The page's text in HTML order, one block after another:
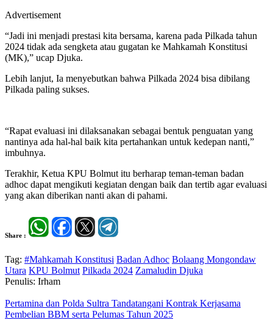
Advertisement
“Jadi ini menjadi prestasi kita bersama, karena pada Pilkada tahun
2024 tidak ada sengketa atau gugatan ke Mahkamah Konstitusi
(MK),” ucap Djuka.
Lebih lanjut, Ia menyebutkan bahwa Pilkada 2024 bisa dibilang
Pilkada paling sukses.
“Rapat evaluasi ini dilaksanakan sebagai bentuk penguatan yang
nantinya ada hal-hal baik kita pertahankan untuk kedepan nanti,”
imbuhnya.
Terakhir, Ketua KPU Bolmut itu berharap teman-teman badan
adhoc dapat mengikuti kegiatan dengan baik dan tertib agar evaluasi
yang akan diberikan nanti akan di pahami.
Share :
Tag: #Mahkamah Konstitusi Badan Adhoc Bolaang Mongondaw
Utara KPU Bolmut Pilkada 2024 Zamaludin Djuka
Penulis: Irham
Pertamina dan Polda Sultra Tandatangani Kontrak Kerjasama
Pembelian BBM serta Pelumas Tahun 2025